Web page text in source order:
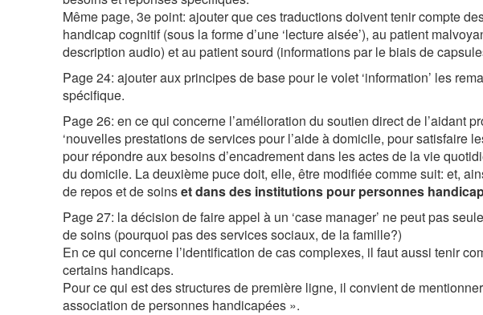
Même page, 3e point: ajouter que ces traductions doivent tenir compte
handicap cognitif (sous la forme d’une ‘lecture aisée’), au patient
description audio) et au patient sourd (informations par le biais de
Page 24: ajouter aux principes de base pour le volet ‘information’ les
spécifique.
Page 26: en ce qui concerne l’amélioration du soutien direct de l’aidant
‘nouvelles prestations de services pour l’aide à domicile, pour satisfaire
pour répondre aux besoins d’encadrement dans les actes de la vie
du domicile. La deuxième puce doit, elle, être modifiée comme suit: et,
de repos et de soinset dans des institutions pour personnes
Page 27: la décision de faire appel à un ‘case manager’ ne peut pas
de soins (pourquoi pas des services sociaux, de la famille?)
En ce qui concerne l’identification de cas complexes, il faut aussi tenir
certains handicaps.
Pour ce qui est des structures de première ligne, il convient de
association de personnes handicapées ».